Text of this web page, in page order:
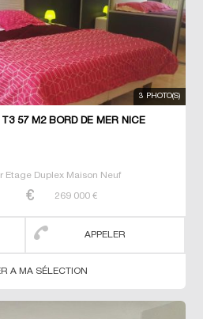
3 PHOTO(S)
57 M2 BORD DE MER NICE
Etage Duplex Maison Neuf
269 000 €
APPELER
A MA SÉLECTION